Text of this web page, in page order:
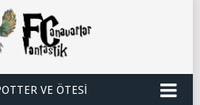
VE ÖTESI